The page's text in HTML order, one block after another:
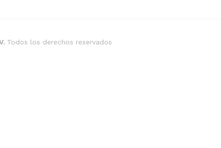
Todos los derechos reservados